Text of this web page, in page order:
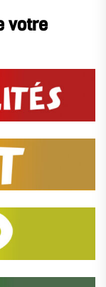
votre